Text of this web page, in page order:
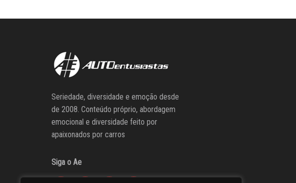
Seriedade, diversidade e emoção desde
de 2008. Conteúdo próprio, abordagem
emocional e diversidade feito por
apaixonados por carros
Siga o Ae